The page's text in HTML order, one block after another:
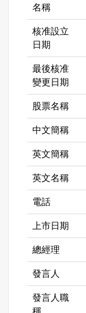
名稱
核准設立
日期
最後核准
變更日期
股票名稱
中文簡稱
英文簡稱
英文名稱
電話
上市日期
總經理
發言人
發言人職